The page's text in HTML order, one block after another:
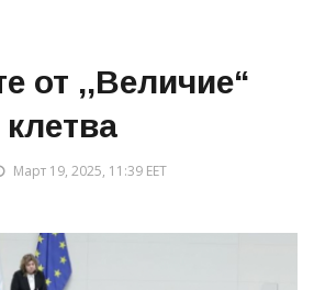
от ,,Величие“
Март 19, 2025, 11:39 EET